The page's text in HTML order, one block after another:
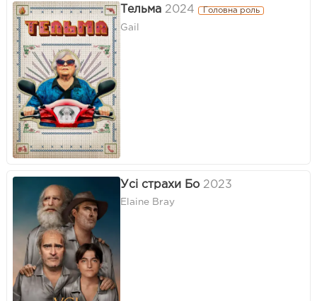
Тельма 2024 Головна роль
Gail
Усі страхи Бо 2023
Elaine Bray